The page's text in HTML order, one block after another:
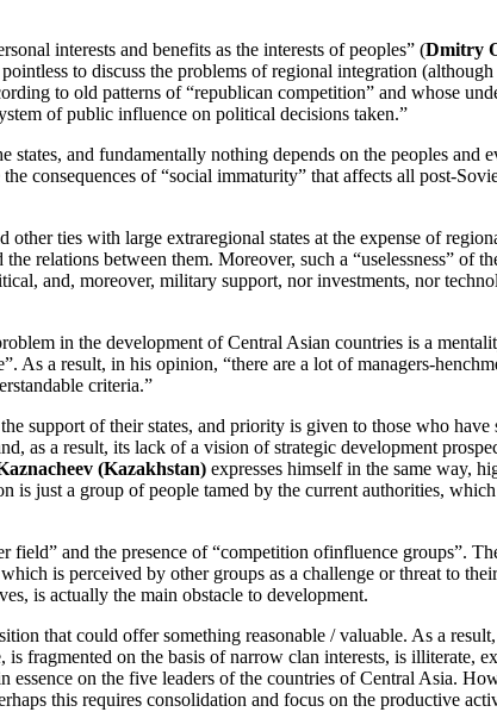
interests and benefits as the interests of peoples” (Dmitry
to discuss the problems of regional integration
to old patterns of “republican competition” and whose
of public influence on political decisions taken.”
and fundamentally nothing depends on the peoples and
consequences of “social immaturity” that affects all post-
ties with large extraregional states at the expense of
relations between them. Moreover, such a “uselessness” of
and, moreover, military support, nor investments, nor
in the development of Central Asian countries is a
As a result, in his opinion, “there are a lot of managers-
criteria.”
support of their states, and priority is given to those who
as a result, its lack of a vision of strategic development
(Kazakhstan) expresses himself in the same way,
is just a group of people tamed by the current authorities,
field” and the presence of “competition ofinfluence groups”.
is perceived by other groups as a challenge or threat to
is actually the main obstacle to development.
that could offer something reasonable / valuable. As a
fragmented on the basis of narrow clan interests, is illiterate,
on the five leaders of the countries of Central Asia.
this requires consolidation and focus on the productive